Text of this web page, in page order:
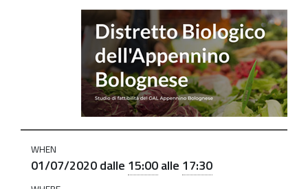
https://old.comune.zolapredosa.bo.it/events/verso-
dellappennino-
1-
luglio-
incontro-
in-
WHEN
01/07/2020dalle 15:00alle 17:30